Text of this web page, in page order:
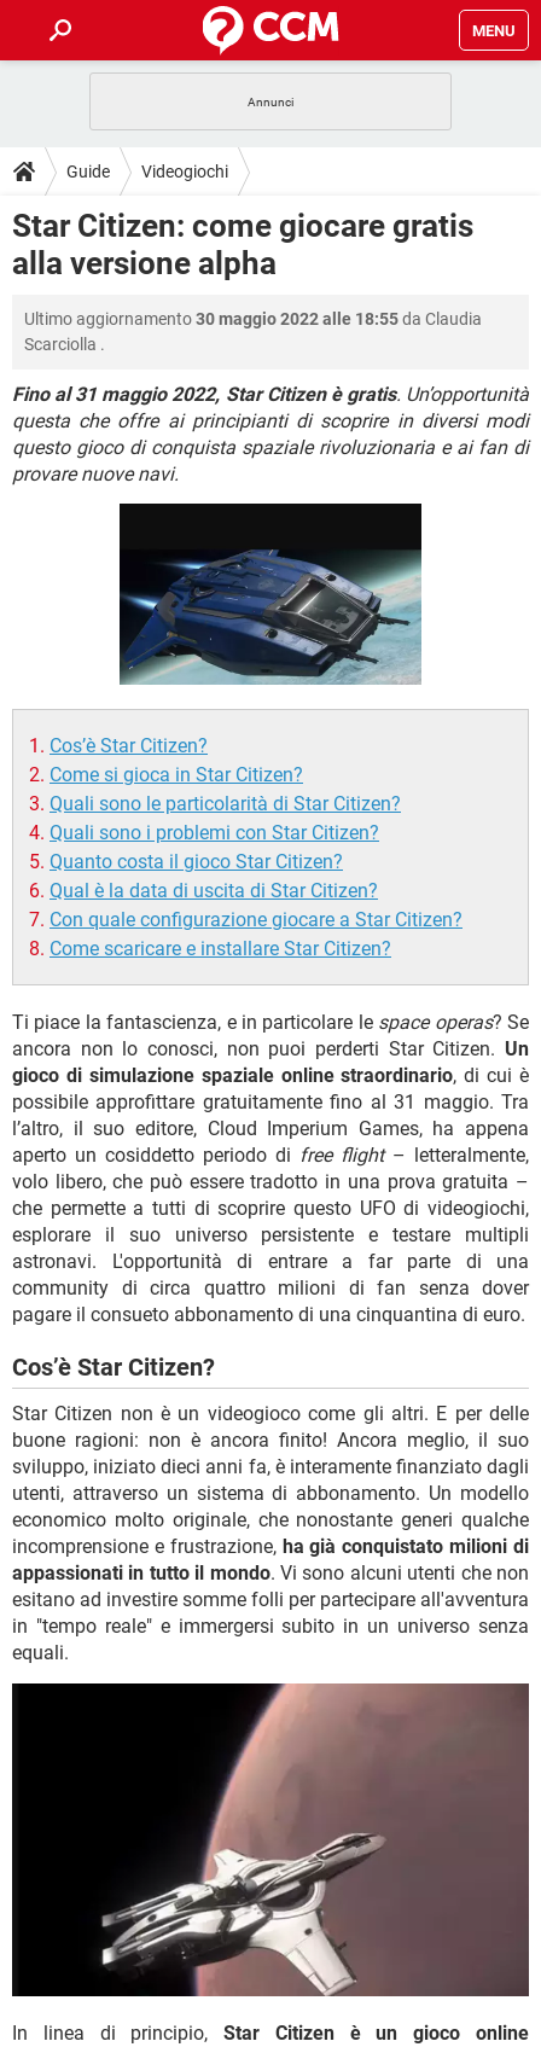
MENU
INTRATTENIMENTO
iOS WINDOWS 10
INSTAGRAM
HARDWARE
GUIDE
COVID-19
INTRATTENIMENTO ANDROID
INSTAGRAM WHATSAPP
HARDWARE
DOWNLOAD
COVID-19
iOS
INSTAGRAM WHATSAPP
TIKTOK FACEBOOK
HARDWARE
FORUM
COVID-19 GAMING
iOS WINDOWS 10
INSTAGRAM WHATSAPP
TIKTOK
GLOSSARIO
COVID-19 GAMING
INTRATTENIMENTO ANDROID
iOS
WHATSAPP
Guide Videogiochi
Star Citizen: come giocare gratis
alla versione alpha
Ultimo aggiornamento30 maggio 2022 alle 18:55da Claudia
Scarciolla .
Fino al 31 maggio 2022, Star Citizen è gratis. Un’opportunità
questa che offre ai principianti di scoprire in diversi modi
questo gioco di conquista spaziale rivoluzionaria e ai fan di
provare nuove navi.
Cos’è Star Citizen?
Come si gioca in Star Citizen?
Quali sono le particolarità di Star Citizen?
Quali sono i problemi con Star Citizen?
Quanto costa il gioco Star Citizen?
Qual è la data di uscita di Star Citizen?
Con quale configurazione giocare a Star Citizen?
Come scaricare e installare Star Citizen?
Ti piace la fantascienza, e in particolare le space operas? Se
ancora non lo conosci, non puoi perderti Star Citizen. Un
gioco di simulazione spaziale online straordinario, di cui è
possibile approfittare gratuitamente fino al 31 maggio. Tra
l’altro, il suo editore, Cloud Imperium Games, ha appena
aperto un cosiddetto periodo di free flight– letteralmente,
volo libero, che può essere tradotto in una prova gratuita –
che permette a tutti di scoprire questo UFO di videogiochi,
esplorare il suo universo persistente e testare multipli
astronavi. L'opportunità di entrare a far parte di una
community di circa quattro milioni di fan senza dover
pagare il consueto abbonamento di una cinquantina di euro.
Cos’è Star Citizen?
Star Citizen non è un videogioco come gli altri. E per delle
buone ragioni: non è ancora finito! Ancora meglio, il suo
sviluppo, iniziato dieci anni fa, è interamente finanziato dagli
utenti, attraverso un sistema di abbonamento. Un modello
economico molto originale, che nonostante generi qualche
incomprensione e frustrazione, ha già conquistato milioni di
appassionati in tutto il mondo. Vi sono alcuni utenti che non
esitano ad investire somme folli per partecipare all'avventura
in "tempo reale" e immergersi subito in un universo senza
equali.
In linea di principio,Star Citizen è un gioco online